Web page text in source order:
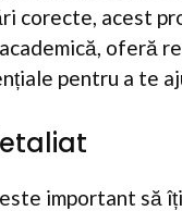
corecte, acest
oferă
pentru a te
important să